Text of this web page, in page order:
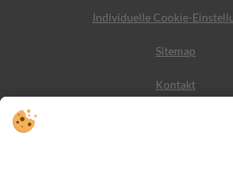
Individuelle Cookie-
Sitemap
Kontakt